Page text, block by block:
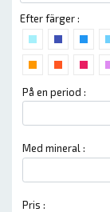
Efter färger :
På en period :
Med mineral :
Pris :